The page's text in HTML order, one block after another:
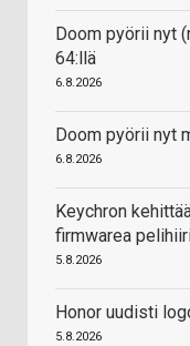
Doom pyörii nyt
64:llä
6.8.2026
Doom pyörii nyt
6.8.2026
Keychron
firmwarea
5.8.2026
Honor uudisti
5.8.2026